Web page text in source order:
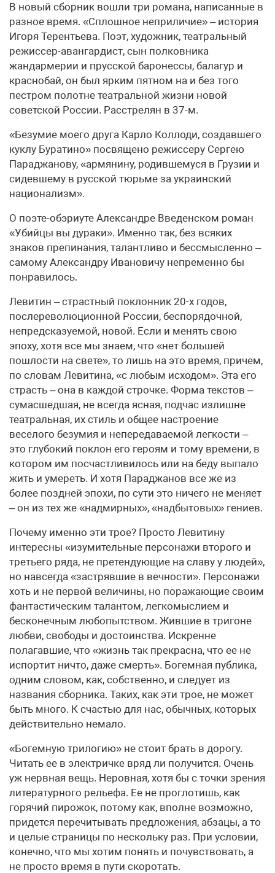
В новый сборник вошли три романа, написанные в
разное время. «Сплошное неприличие» – история
Игоря Терентьева. Поэт, художник, театральный
режиссер-авангардист, сын полковника
жандармерии и прусской баронессы, балагур и
краснобай, он был ярким пятном на и без того
пестром полотне театральной жизни новой
советской России. Расстрелян в 37-м.
«Безумие моего друга Карло Коллоди, создавшего
куклу Буратино» посвящено режиссеру Сергею
Параджанову, «армянину, родившемуся в Грузии и
сидевшему в русской тюрьме за украинский
национализм».
О поэте-обэриуте Александре Введенском роман
«Убийцы вы дураки». Именно так, без всяких
знаков препинания, талантливо и бессмысленно –
самому Александру Ивановичу непременно бы
понравилось.
Левитин – страстный поклонник 20-х годов,
послереволюционной России, беспорядочной,
непредсказуемой, новой. Если и менять свою
эпоху, хотя все мы знаем, что «нет большей
пошлости на свете», то лишь на это время, причем,
по словам Левитина, «с любым исходом». Эта его
страсть – она в каждой строчке. Форма текстов –
сумасшедшая, не всегда ясная, подчас излишне
театральная, их стиль и общее настроение
веселого безумия и непередаваемой легкости –
это глубокий поклон его героям и тому времени, в
котором им посчастливилось или на беду выпало
жить и умереть. И хотя Параджанов все же из
более поздней эпохи, по сути это ничего не меняет
– он из тех же «надмирных», «надбытовых» гениев.
Почему именно эти трое? Просто Левитину
интересны «изумительные персонажи второго и
третьего ряда, не претендующие на славу у людей»,
но навсегда «застрявшие в вечности». Персонажи
хоть и не первой величины, но поражающие своим
фантастическим талантом, легкомыслием и
бесконечным любопытством. Жившие в тригоне
любви, свободы и достоинства. Искренне
полагавшие, что «жизнь так прекрасна, что ее не
испортит ничто, даже смерть». Богемная публика,
одним словом, как, собственно, и следует из
названия сборника. Таких, как эти трое, не может
быть много. К счастью для нас, обычных, которых
действительно немало.
«Богемную трилогию» не стоит брать в дорогу.
Читать ее в электричке вряд ли получится. Очень
уж нервная вещь. Неровная, хотя бы с точки зрения
литературного рельефа. Ее не проглотишь, как
горячий пирожок, потому как, вполне возможно,
придется перечитывать предложения, абзацы, а то
и целые страницы по нескольку раз. При условии,
конечно, что мы хотим понять и почувствовать, а
не просто время в пути скоротать.